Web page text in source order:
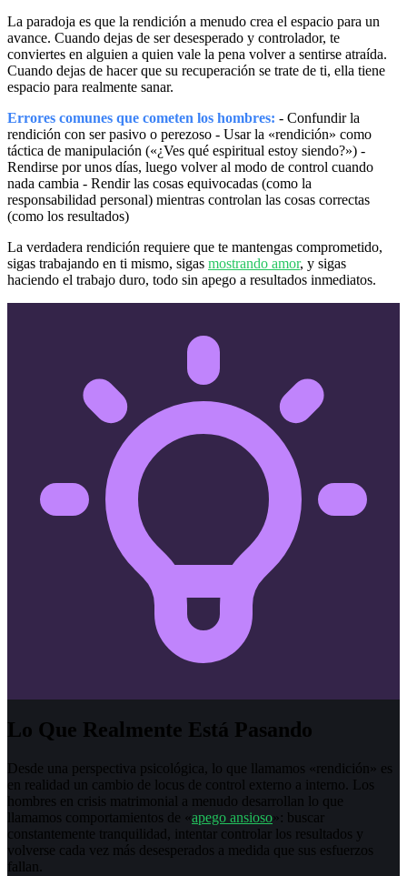
La paradoja es que la rendición a menudo crea el espacio para un
avance. Cuando dejas de ser desesperado y controlador, te
conviertes en alguien a quien vale la pena volver a sentirse atraída.
Cuando dejas de hacer que su recuperación se trate de ti, ella tiene
espacio para realmente sanar.
Errores comunes que cometen los hombres: - Confundir la
rendición con ser pasivo o perezoso - Usar la «rendición» como
táctica de manipulación («¿Ves qué espiritual estoy siendo?») -
Rendirse por unos días, luego volver al modo de control cuando
nada cambia - Rendir las cosas equivocadas (como la
responsabilidad personal) mientras controlan las cosas correctas
(como los resultados)
La verdadera rendición requiere que te mantengas comprometido,
sigas trabajando en ti mismo, sigas mostrando amor, y sigas
haciendo el trabajo duro, todo sin apego a resultados inmediatos.
Lo Que Realmente Está Pasando
Desde una perspectiva psicológica, lo que llamamos «rendición» es
en realidad un cambio de locus de control externo a interno. Los
hombres en crisis matrimonial a menudo desarrollan lo que
llamamos comportamientos de «apego ansioso»: buscar
constantemente tranquilidad, intentar controlar los resultados y
volverse cada vez más desesperados a medida que sus esfuerzos
fallan.